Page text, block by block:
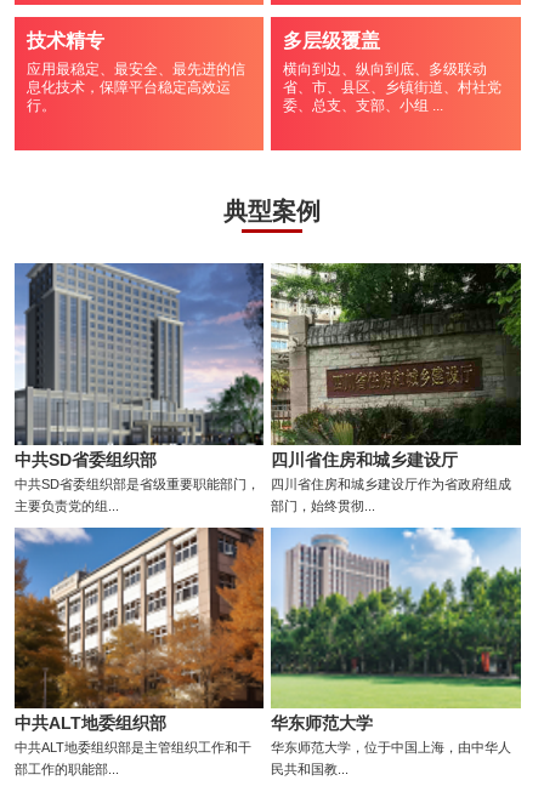
技术精专
应用最稳定、最安全、最先进的信
息化技术，保障平台稳定高效运
行。
多层级覆盖
横向到边、纵向到底、多级联动
省、市、县区、乡镇街道、村社党
委、总支、支部、小组 ...
典型案例
中共SD省委组织部
中共SD省委组织部是省级重要职能部门，
主要负责党的组...
四川省住房和城乡建设厅
四川省住房和城乡建设厅作为省政府组成
部门，始终贯彻...
中共ALT地委组织部
中共ALT地委组织部是主管组织工作和干
部工作的职能部...
华东师范大学
华东师范大学，位于中国上海，由中华人
民共和国教...